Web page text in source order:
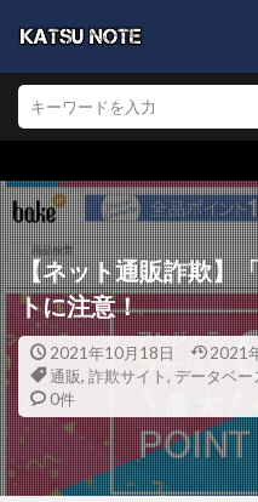
【ネット通販詐欺】
トに注意！
2021年10月18日 2021
通販, 詐欺サイト, データベー
0件